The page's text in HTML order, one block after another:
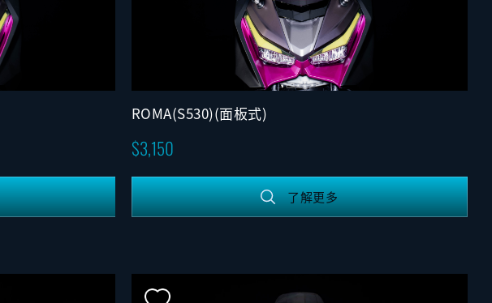
ROMA(S530)(面板式)
3,150
了解更多